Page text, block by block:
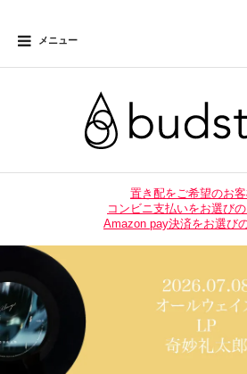
メニュー
置き配をご希望のお
コンビニ支払いをお選び
Amazon pay決済をお選び